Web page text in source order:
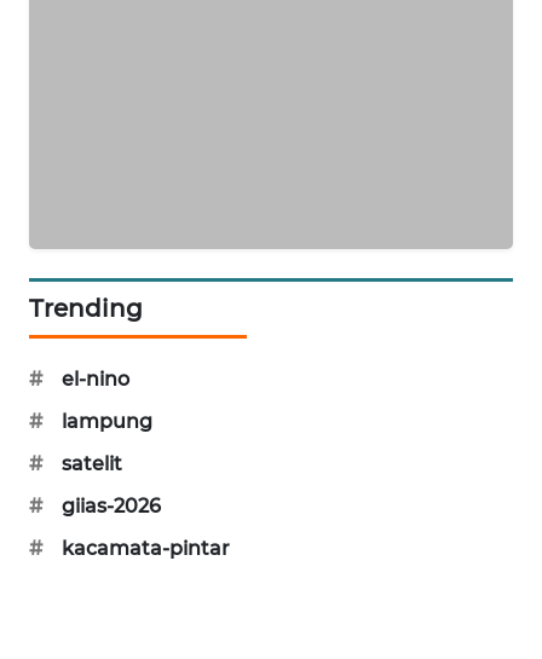
Trending
#
el-nino
#
lampung
#
satelit
#
giias-2026
#
kacamata-pintar
MEDAN
METRO
JAKARTA
NEWS